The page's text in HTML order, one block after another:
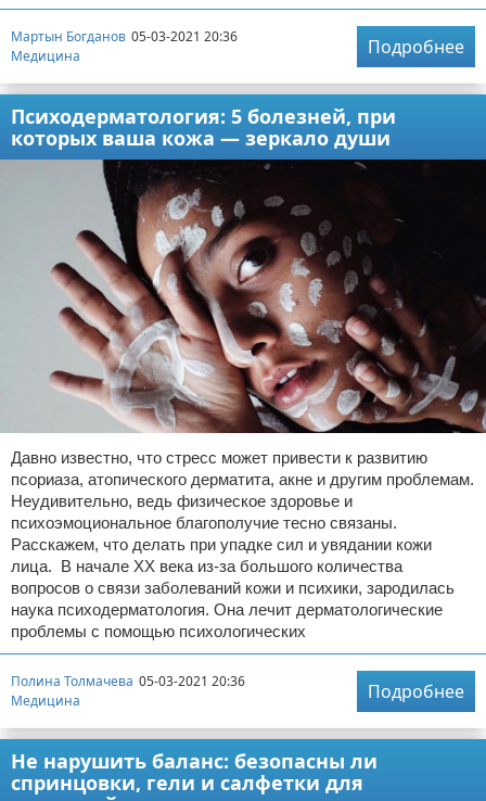
Мартын Богданов 05-03-2021 20:36
Медицина
Подробнее
Психодерматология: 5 болезней, при
которых ваша кожа — зеркало души
Давно известно, что стресс может привести к развитию
псориаза, атопического дерматита, акне и другим проблемам.
Неудивительно, ведь физическое здоровье и
психоэмоциональное благополучие тесно связаны.
Расскажем, что делать при упадке сил и увядании кожи
лица. В начале XX века из-за большого количества
вопросов о связи заболеваний кожи и психики, зародилась
наука психодерматология. Она лечит дерматологические
проблемы с помощью психологических
Полина Толмачева 05-03-2021 20:36
Медицина
Подробнее
Не нарушить баланс: безопасны ли
спринцовки, гели и салфетки для